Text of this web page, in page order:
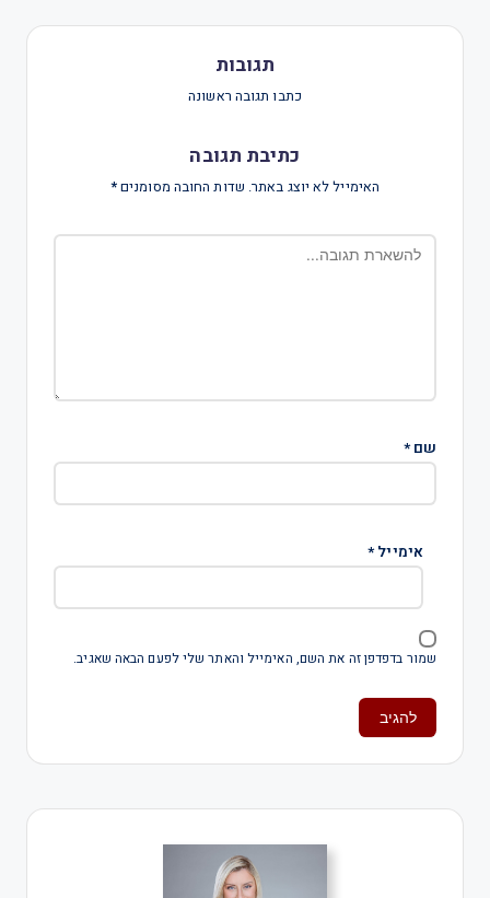
תגובות
כתבו תגובה ראשונה
כתיבת תגובה
האימייל לא יוצג באתר. שדות החובה מסומנים*
שם*
אימייל*
שמור בדפדפן זה את השם, האימייל והאתר שלי לפעם הבאה שאגיב.